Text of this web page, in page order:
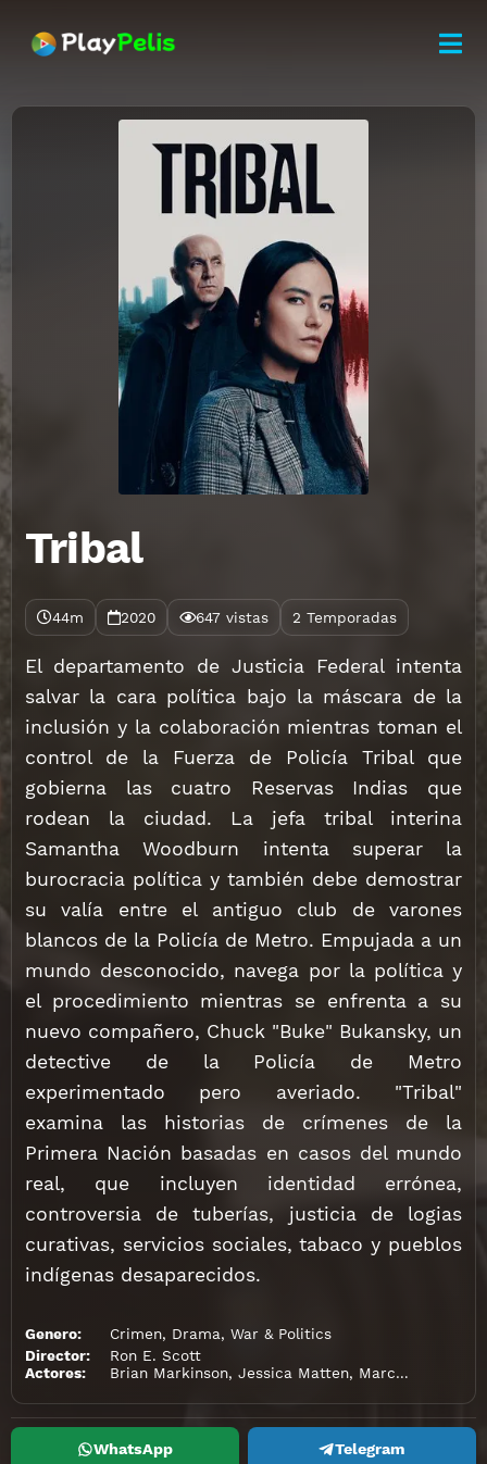
Tribal
44m 2020 647 vistas 2 Temporadas
El departamento de Justicia Federal intenta
salvar la cara política bajo la máscara de la
inclusión y la colaboración mientras toman el
control de la Fuerza de Policía Tribal que
gobierna las cuatro Reservas Indias que
rodean la ciudad. La jefa tribal interina
Samantha Woodburn intenta superar la
burocracia política y también debe demostrar
su valía entre el antiguo club de varones
blancos de la Policía de Metro. Empujada a un
mundo desconocido, navega por la política y
el procedimiento mientras se enfrenta a su
nuevo compañero, Chuck "Buke" Bukansky, un
detective de la Policía de Metro
experimentado pero averiado. "Tribal"
examina las historias de crímenes de la
Primera Nación basadas en casos del mundo
real, que incluyen identidad errónea,
controversia de tuberías, justicia de logias
curativas, servicios sociales, tabaco y pueblos
indígenas desaparecidos.
Genero: Crimen, Drama, War & Politics
Director:
Ron E. Scott
Actores:
Brian Markinson, Jessica Matten, Marci T. House
WhatsApp Telegram